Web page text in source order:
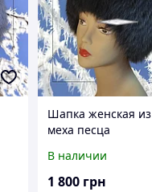
Шапка женская из
меха песца
В наличии
1 800 грн